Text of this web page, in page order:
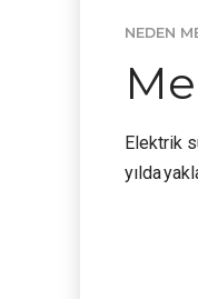
NEDEN
Elektrik
yılda